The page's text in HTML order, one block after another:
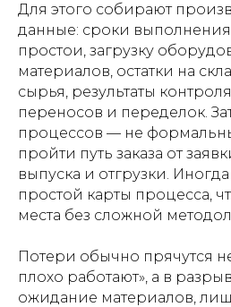
Для этого собирают
данные: сроки
простои, загрузку
материалов, остатки на
сырья, результаты
переносов и переделок.
процессов — не
пройти путь заказа от
выпуска и отгрузки.
простой карты процесса,
места без сложной
Потери обычно прячутся
плохо работают», а в
ожидание материалов,